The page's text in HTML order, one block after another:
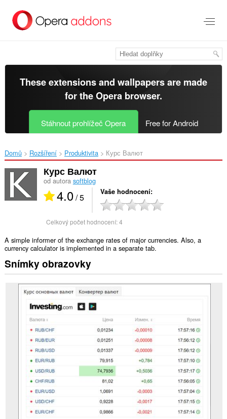
přímo
These extensions and wallpapers are made
for theOpera browser.
Stáhnout prohlížeč Opera Free for Android
Domů Rozšíření Produktivita Курс Валют‎
Курс Валют
od autora softblog
4.0/ 5 Vaše hodnocení
Celkový počet hodnocení:4
A simple informer of the exchange rates of major currencies. Also, a
currency calculator is implemented in a separate tab.
Snímky obrazovky